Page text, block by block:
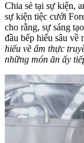
Chia sẻ tại sự kiện,
sự kiện tiệc cưới
cho rằng, sự sáng
đầu bếp hiểu sâu về
hiểu về ẩm thực
những món ăn ấy